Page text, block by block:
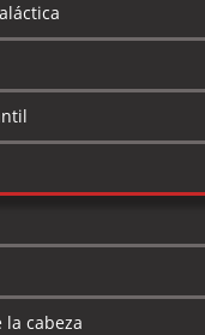
cabeza